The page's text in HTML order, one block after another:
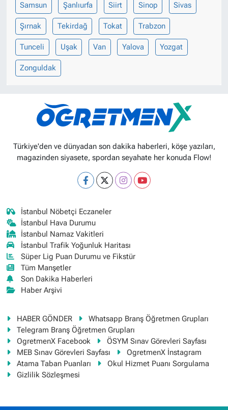
Samsun Şanlıurfa Siirt Sinop Sivas
Şırnak Tekirdağ Tokat Trabzon
Tunceli Uşak Van Yalova Yozgat
Zonguldak
Türkiye'den ve dünyadan son dakika haberleri, köşe yazıları,
magazinden siyasete, spordan seyahate her konuda Flow!
İstanbul Nöbetçi Eczaneler
İstanbul Hava Durumu
İstanbul Namaz Vakitleri
İstanbul Trafik Yoğunluk Haritası
Süper Lig Puan Durumu ve Fikstür
Tüm Manşetler
Son Dakika Haberleri
Haber Arşivi
HABER GÖNDER
Whatsapp Branş Öğretmen Grupları
Telegram Branş Öğretmen Grupları
OgretmenX Facebook
ÖSYM Sınav Görevleri Sayfası
MEB Sınav Görevleri Sayfası
OgretmenX İnstagram
Atama Taban Puanları
Okul Hizmet Puanı Sorgulama
Gizlilik Sözleşmesi